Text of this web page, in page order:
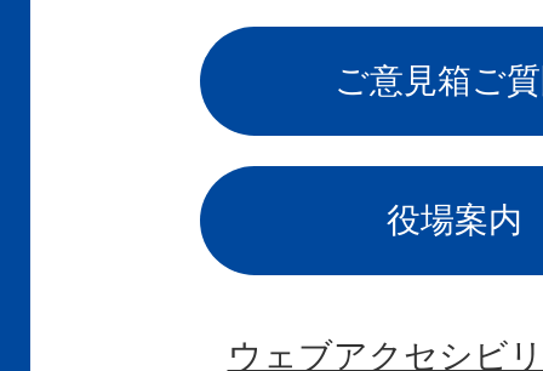
ご意見箱ご
役場案内
ウェブアクセシビ